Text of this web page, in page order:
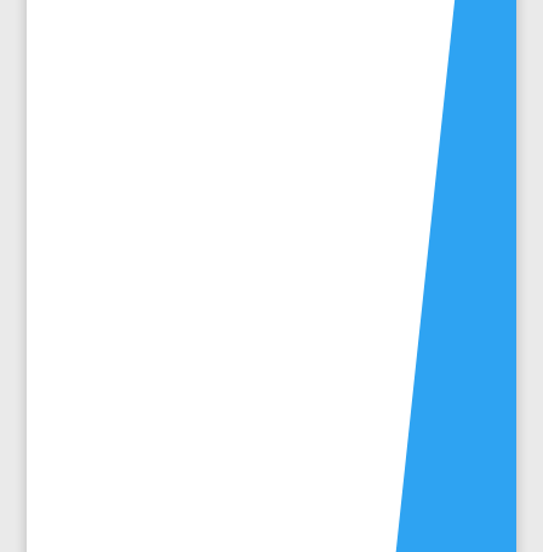
Pourquoi certaines personnes consultent-elles
un marabout lorsque leur vie traverse une zone
de turbulence ? En Afrique de l’Ouest, cette
figure occupe une place ancienne, entre